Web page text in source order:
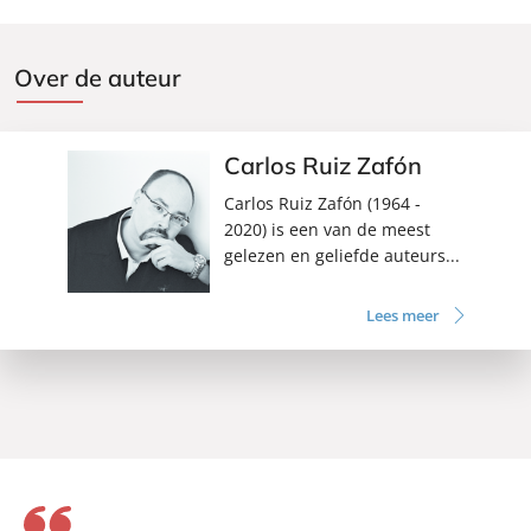
Over de auteur
Carlos Ruiz Zafón
Carlos Ruiz Zafón (1964 -
2020) is een van de meest
gelezen en geliefde auteurs...
Lees meer